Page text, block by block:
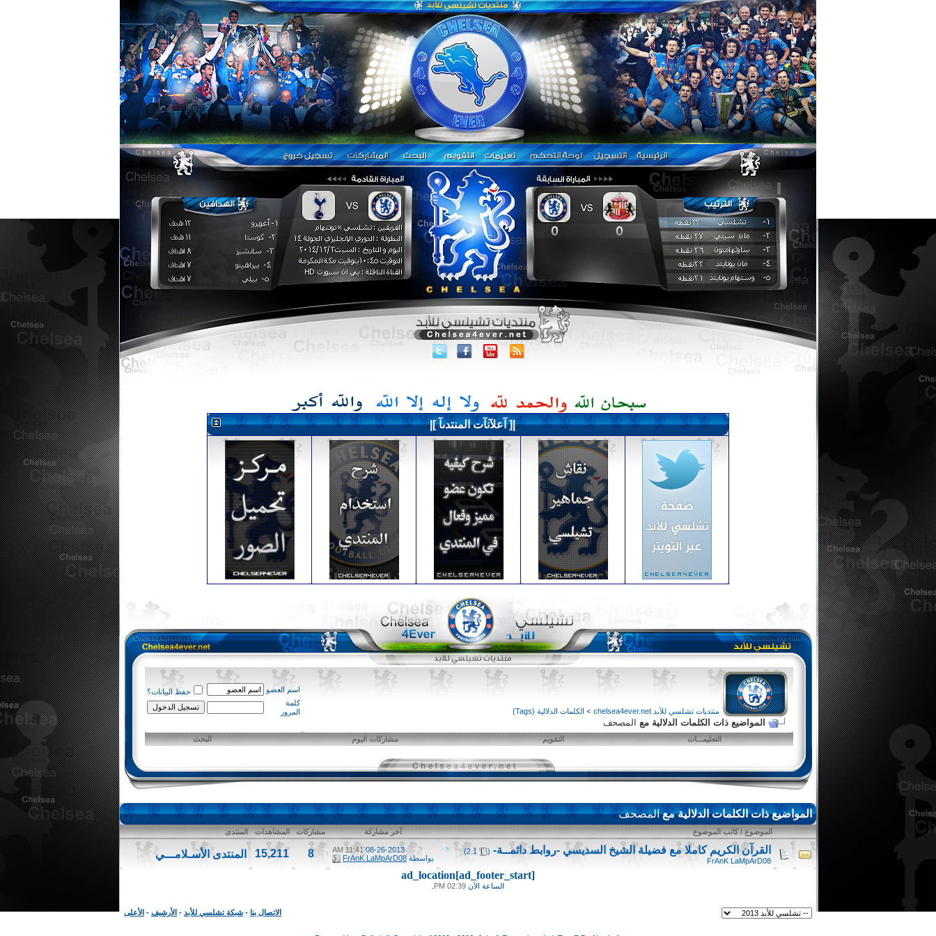
|[ آعلآنآت المنتدىآ ]|
منتديات تشلسي للأبد chelsea4ever.net > الكلمات الدلالية (Tags)
المواضيع ذات الكلمات الدلالية مع المصحف
اسم العضو
حفظ البيانات؟
كلمة
المرور
التعليمـــات التقويم مشاركات اليوم البحث
المواضيع ذات الكلمات الدلالية معالمصحف
الموضوع / كاتب الموضوع آخر مشاركة مشاركات المشاهدات المنتدى
القرآن الكريم كاملا مع فضيلة الشيخ السديسي -روابط دائمــة- (
1
2
)
FrAnK LaMpArD08
08-26-2013
11:41 AM
بواسطة FrAnK LaMpArD08
8
15,211
المنتدى الأسـلامـــي
ad_location[ad_footer_start]
الساعة الآن 02:39 PM
الاتصال بنا - شبكة تشلسي للأبد - الأرشيف - الأعلى